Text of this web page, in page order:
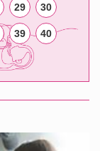
29 30
39 40